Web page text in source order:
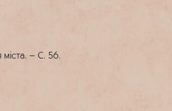
міста. – С. 56.